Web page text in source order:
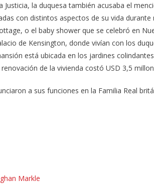
Justicia, la duquesa también acusaba el
con distintos aspectos de su vida
o el baby shower que se celebró en
de Kensington, donde vivían con los
está ubicada en los jardines
de la vivienda costó USD 3,5
a sus funciones en la Familia Real
Markle